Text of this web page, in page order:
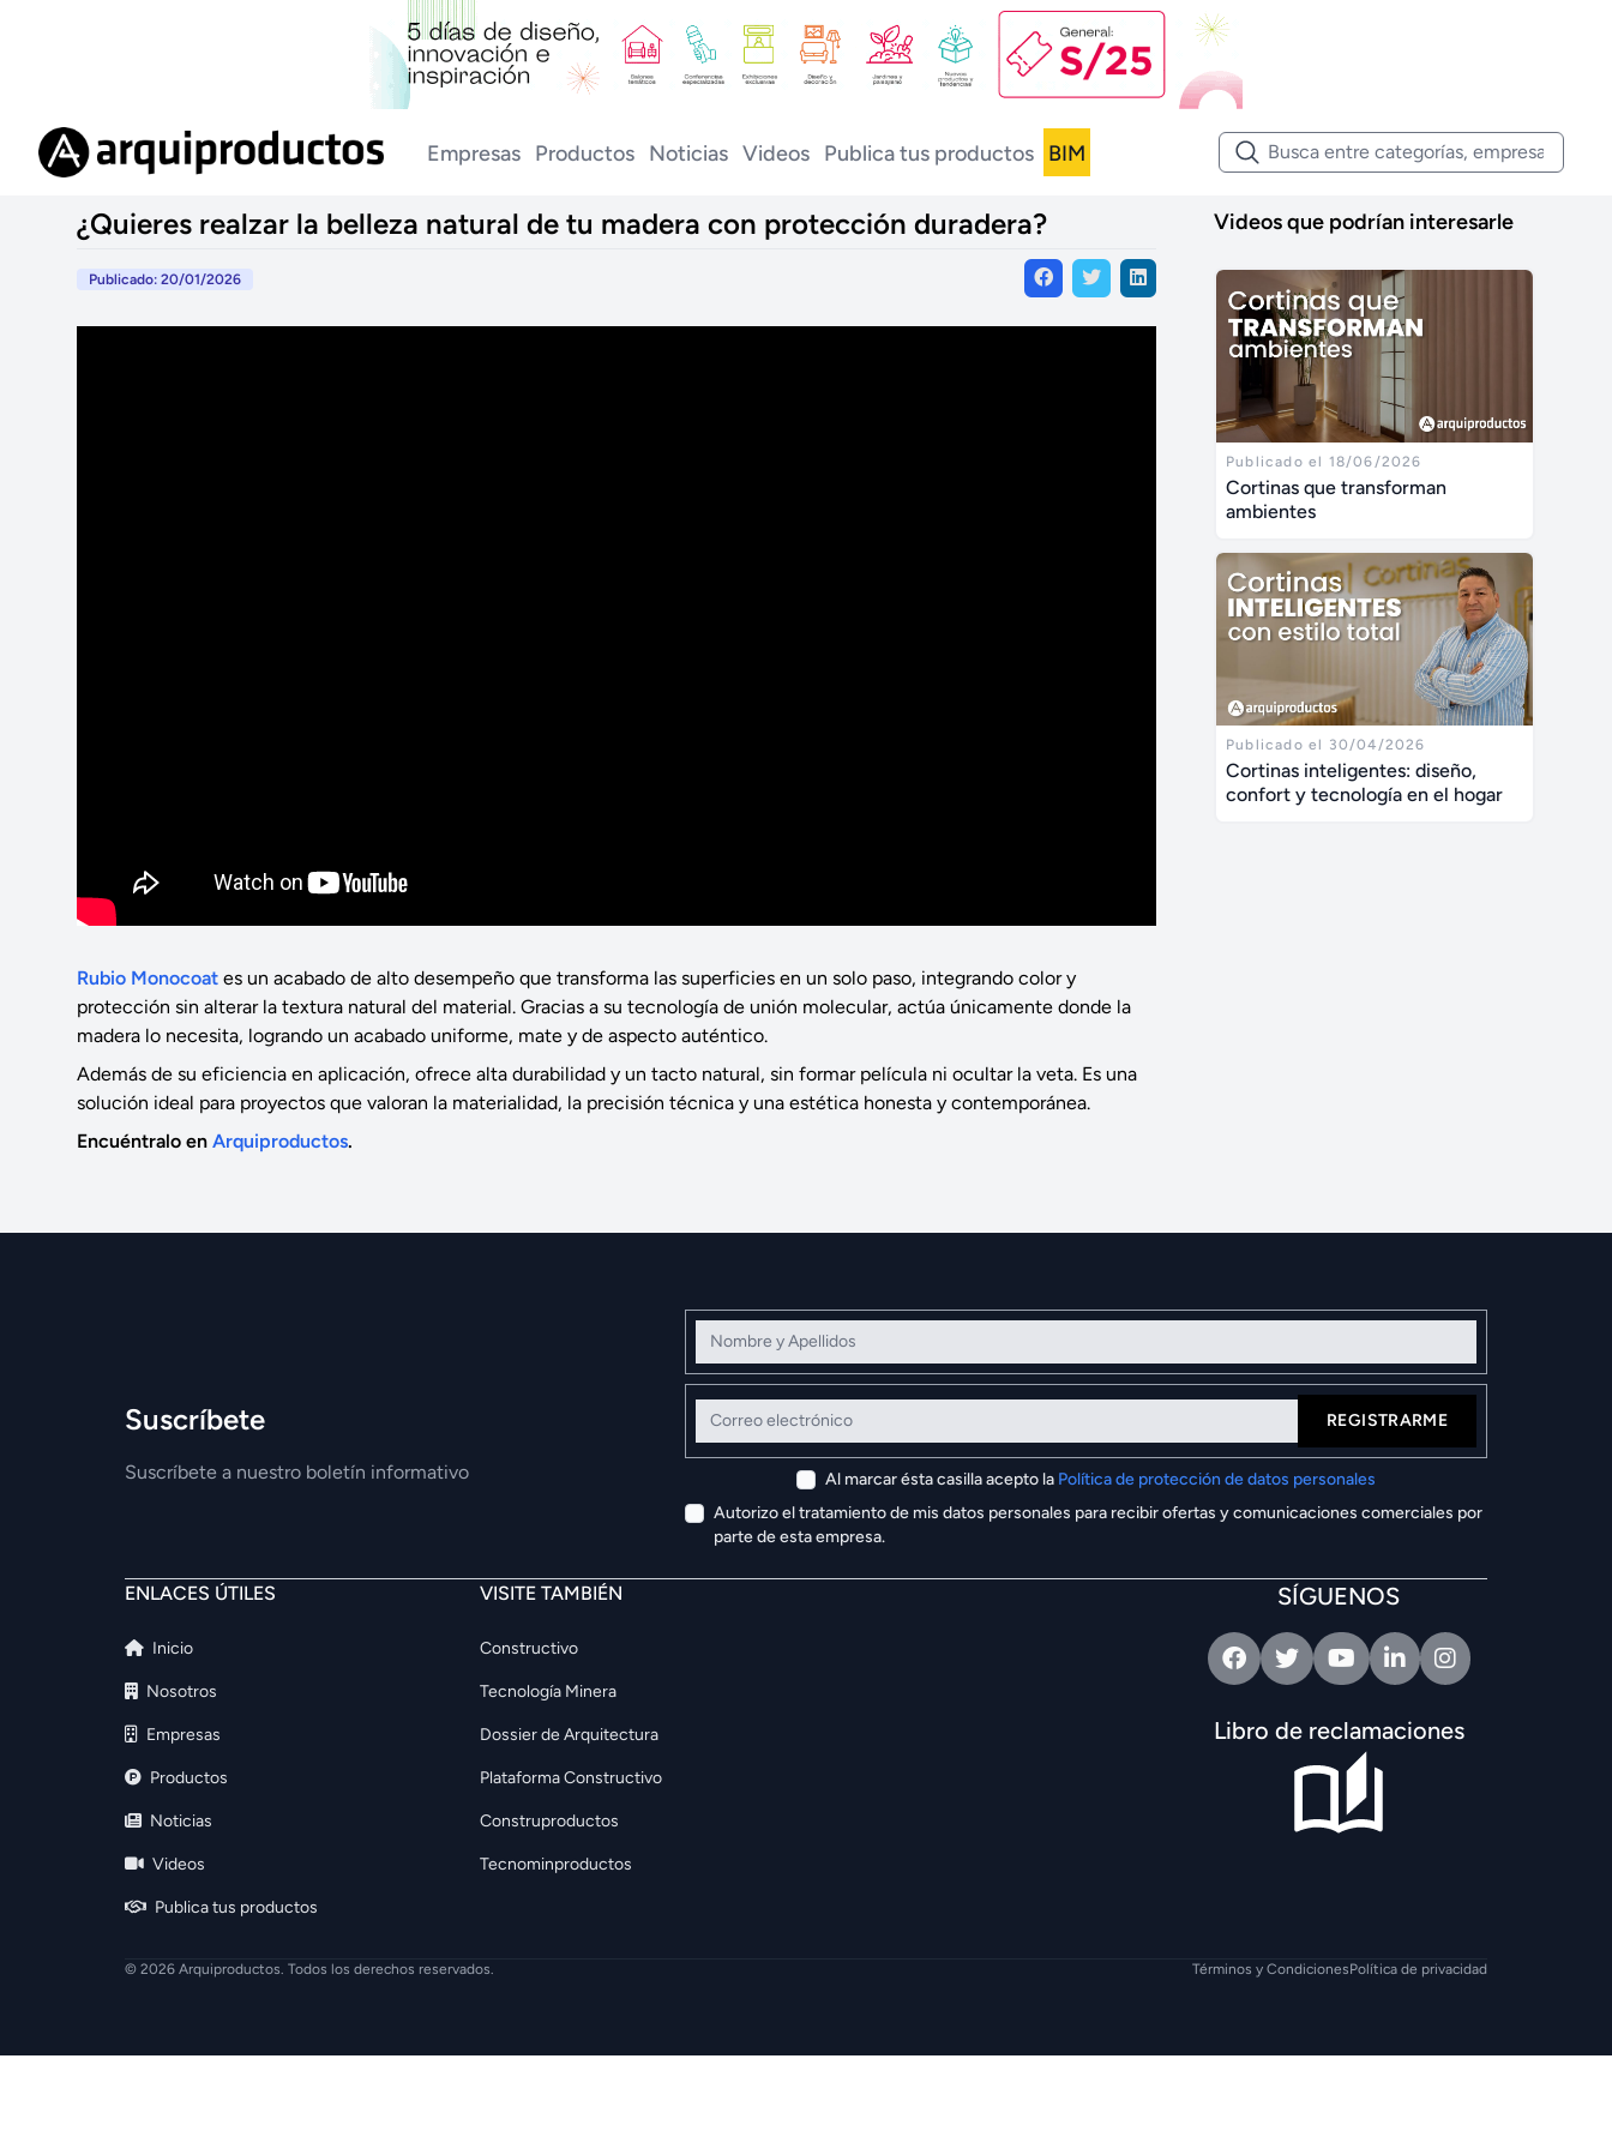
Empresas Productos Noticias Videos Publica tus productos BIM
¿Quieres realzar la belleza natural de tu madera con protección duradera?
Publicado: 20/01/2026
Rubio Monocoat es un acabado de alto desempeño que transforma las superficies en un solo paso, integrando color y
protección sin alterar la textura natural del material. Gracias a su tecnología de unión molecular, actúa únicamente donde la
madera lo necesita, logrando un acabado uniforme, mate y de aspecto auténtico.
Además de su eficiencia en aplicación, ofrece alta durabilidad y un tacto natural, sin formar película ni ocultar la veta. Es una
solución ideal para proyectos que valoran la materialidad, la precisión técnica y una estética honesta y contemporánea.
Encuéntralo en Arquiproductos.
Videos que podrían interesarle
Publicado el 18/06/2026
Cortinas que transforman
ambientes
Publicado el 30/04/2026
Cortinas inteligentes: diseño,
confort y tecnología en el hogar
Suscríbete
Suscríbete a nuestro boletín informativo
Nombre y Apellidos
Correo electrónico
REGISTRARME
Al marcar ésta casilla acepto la Política de protección de datos personales
Autorizo el tratamiento de mis datos personales para recibir ofertas y comunicaciones comerciales por
parte de esta empresa.
ENLACES ÚTILES
Inicio
Nosotros
Empresas
Productos
Noticias
Videos
Publica tus productos
VISITE TAMBIÉN
Constructivo
Tecnología Minera
Dossier de Arquitectura
Plataforma Constructivo
Construproductos
Tecnominproductos
SÍGUENOS
FacebookTwitterYoutubeLinkedinIntagram
Libro de reclamaciones
© 2026 Arquiproductos. Todos los derechos reservados. Términos y CondicionesPolítica de privacidad